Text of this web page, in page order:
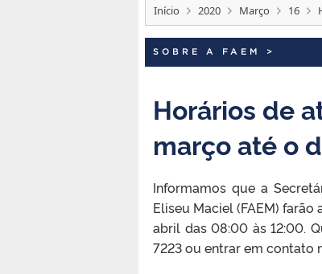
Início 2020 Março 16
SOBRE A FAEM >
Horários de
março até o
Informamos que a
Eliseu Maciel (FAEM)
abril das 08:00 às 12:00.
7223 ou entrar em contato